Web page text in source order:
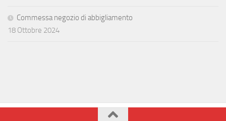
Commessa negozio di abbigliamento
18 Ottobre 2024